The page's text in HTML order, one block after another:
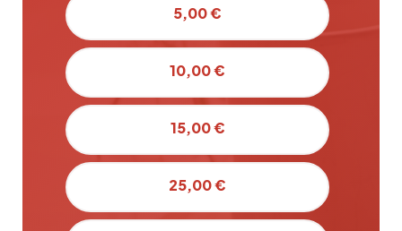
5,00 €
10,00 €
15,00 €
25,00 €